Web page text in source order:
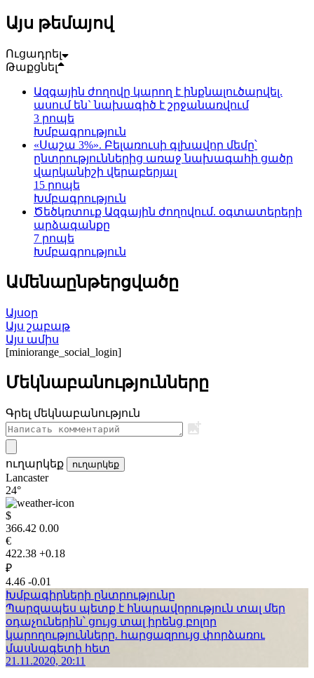
Այս թեմայով
Ուցադրել
Թաքցնել
Ազգային ժողովը կարող է ինքնալուծարվել.
ասում են` նախագիծ է շրջանառվում
3 րոպե
Խմբագրություն
«Սաշա 3%». Բելառուսի գլխավոր մեմը՝
ընտրություններից առաջ նախագահի ցածր
վարկանիշի վերաբերյալ
15 րոպե
Խմբագրություն
Ծեծկռտուք Ազգային ժողովում. օգտատերերի
արձագանքը
7 րոպե
Խմբագրություն
Ամենաընթերցվածը
Այսօր
Այս շաբաթ
Այս ամիս
[miniorange_social_login]
Մեկնաբանությունները
Գրել մեկնաբանություն
ուղարկեք ուղարկեք
Lancaster
24°
$
366.42 0.00
€
422.38 +0.18
₽
4.46 -0.01
Խմբագիրների ընտրությունը
Պարզապես պետք է հնարավորություն տալ մեր
օդաչուներին՝ ցույց տալ իրենց բոլոր
կարողությունները. հարցազրույց փորձառու
մասնագետի հետ
21.11.2020, 20:11